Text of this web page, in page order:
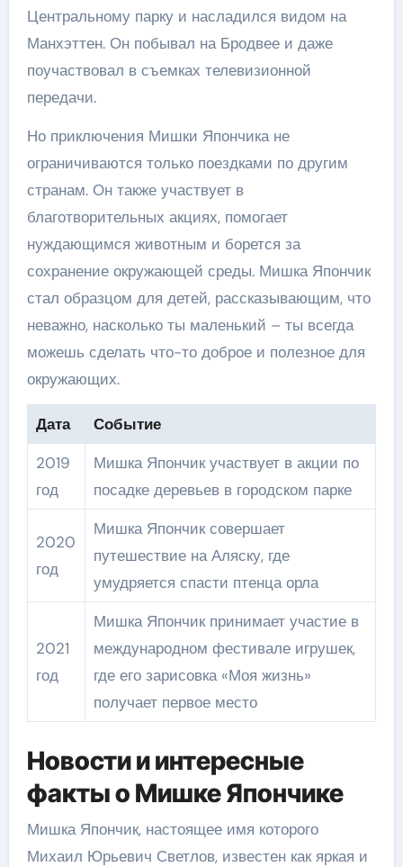
Центральному парку и насладился видом на
Манхэттен. Он побывал на Бродвее и даже
поучаствовал в съемках телевизионной
передачи.
Но приключения Мишки Япончика не
ограничиваются только поездками по другим
странам. Он также участвует в
благотворительных акциях, помогает
нуждающимся животным и борется за
сохранение окружающей среды. Мишка Япончик
стал образцом для детей, рассказывающим, что
неважно, насколько ты маленький – ты всегда
можешь сделать что-то доброе и полезное для
окружающих.
Дата
Событие
2019
год
Мишка Япончик участвует в акции по
посадке деревьев в городском парке
2020
год
Мишка Япончик совершает
путешествие на Аляску, где
умудряется спасти птенца орла
2021
год
Мишка Япончик принимает участие в
международном фестивале игрушек,
где его зарисовка «Моя жизнь»
получает первое место
Новости и интересные
факты о Мишке Япончике
Мишка Япончик, настоящее имя которого
Михаил Юрьевич Светлов, известен как яркая и